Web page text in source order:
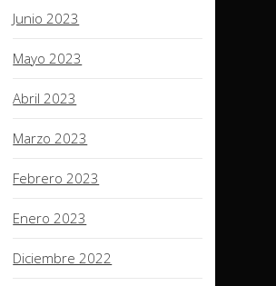
Junio 2023
Mayo 2023
Abril 2023
Marzo 2023
Febrero 2023
Enero 2023
Diciembre 2022